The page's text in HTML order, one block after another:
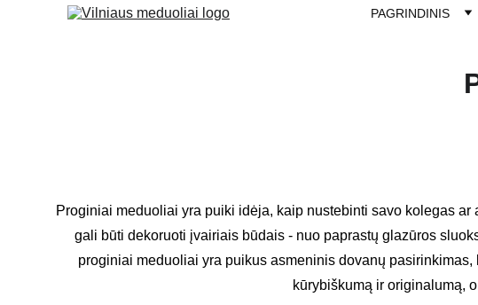
PAGRINDINIS
Proginiai meduoliai yra puiki idėja, kaip nustebinti savo kolegas
gali būti dekoruoti įvairiais būdais - nuo paprastų glazūros
proginiai meduoliai yra puikus asmeninis dovanų
kūrybiškumą ir originalumą,